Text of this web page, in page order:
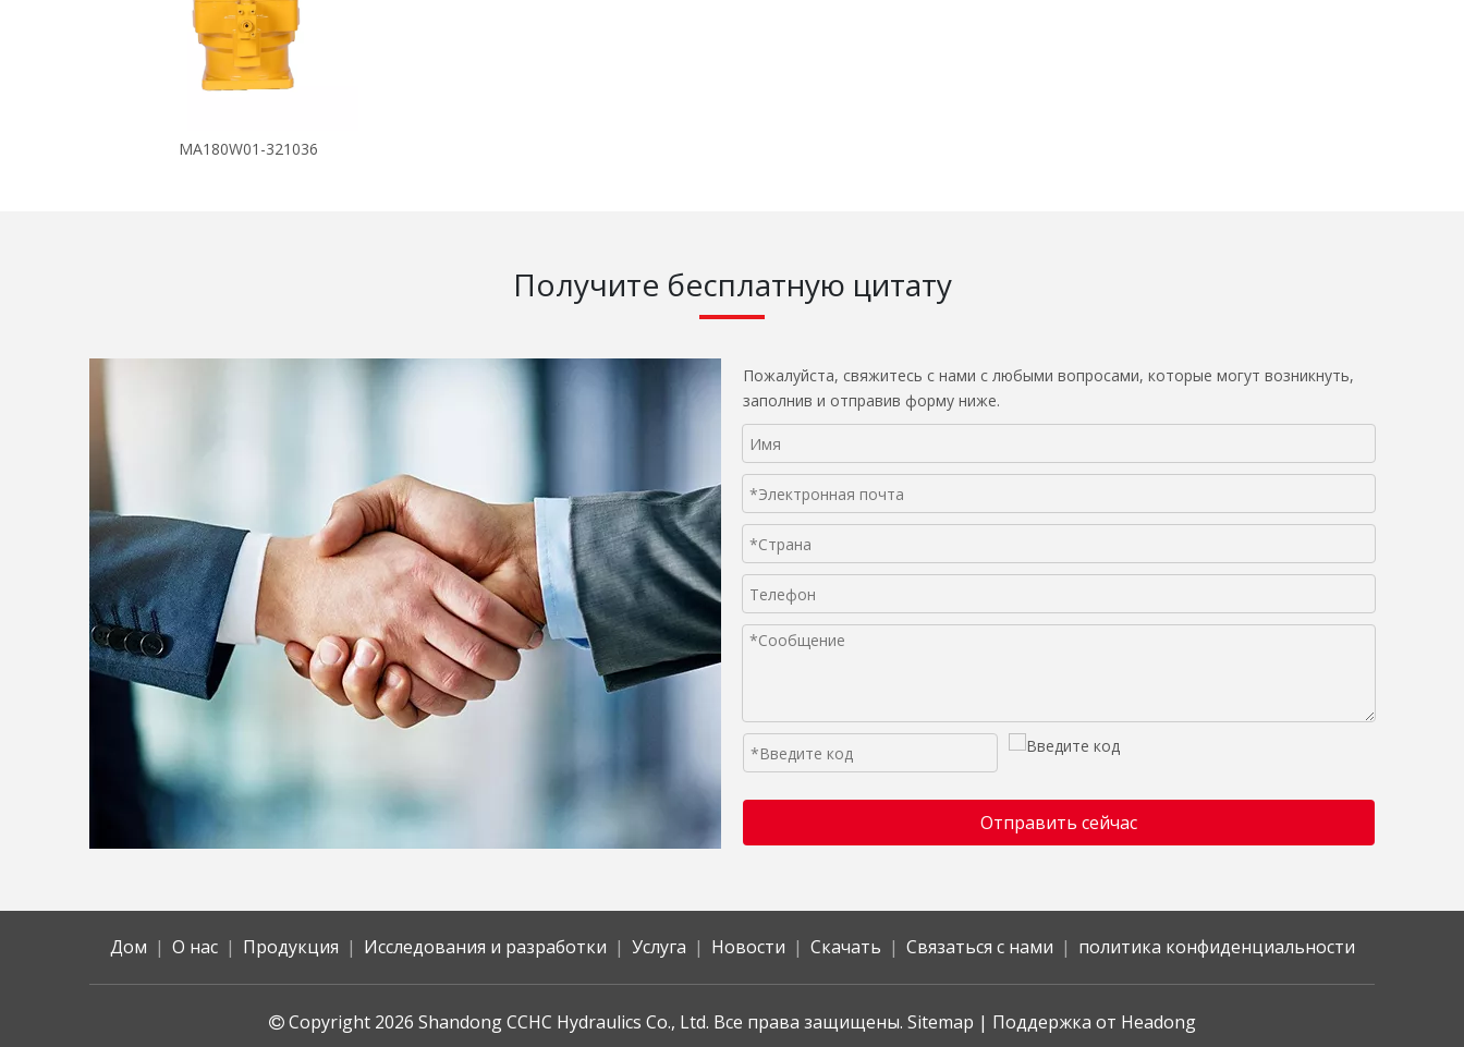
MA180W01-321036
Получите бесплатную цитату
Пожалуйста, свяжитесь с нами с любыми вопросами, которые могут возникнуть,
заполнив и отправив форму ниже.
Отправить сейчас
Дом | О нас | Продукция | Исследования и разработки | Услуга | Новости | Скачать | Связаться с нами | политика конфиденциальности
Copyright 2026 Shandong CCHC Hydraulics Co., Ltd. Все права защищены. Sitemap | Поддержка от Headong